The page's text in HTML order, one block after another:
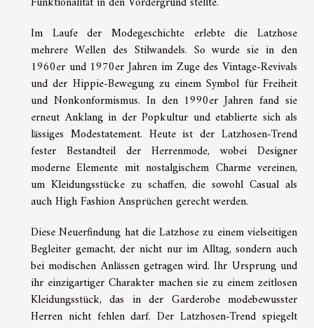
Im Laufe der Modegeschichte erlebte die Latzhose
mehrere Wellen des Stilwandels. So wurde sie in den
1960er und 1970er Jahren im Zuge des Vintage-Revivals
und der Hippie-Bewegung zu einem Symbol für Freiheit
und Nonkonformismus. In den 1990er Jahren fand sie
erneut Anklang in der Popkultur und etablierte sich als
lässiges Modestatement. Heute ist der Latzhosen-Trend
fester Bestandteil der Herrenmode, wobei Designer
moderne Elemente mit nostalgischem Charme vereinen,
um Kleidungsstücke zu schaffen, die sowohl Casual als
auch High Fashion Ansprüchen gerecht werden.
Diese Neuerfindung hat die Latzhose zu einem vielseitigen
Begleiter gemacht, der nicht nur im Alltag, sondern auch
bei modischen Anlässen getragen wird. Ihr Ursprung und
ihr einzigartiger Charakter machen sie zu einem zeitlosen
Kleidungsstück, das in der Garderobe modebewusster
Herren nicht fehlen darf. Der Latzhosen-Trend spiegelt